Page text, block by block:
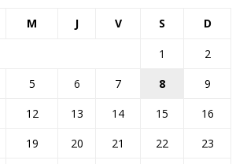
M J V S D
1
2
5 6 7 8
9
12 13 14 15
16
19 20 21 22
23